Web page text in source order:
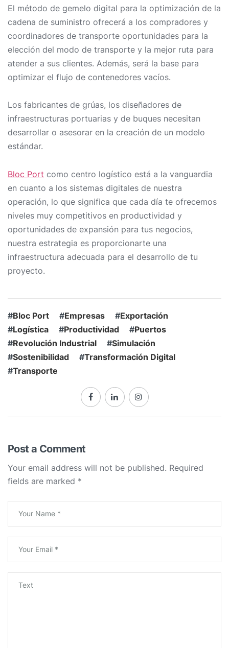
El método de gemelo digital para la optimización de la
cadena de suministro ofrecerá a los compradores y
coordinadores de transporte oportunidades para la
elección del modo de transporte y la mejor ruta para
atender a sus clientes. Además, será la base para
optimizar el flujo de contenedores vacíos.
Los fabricantes de grúas, los diseñadores de
infraestructuras portuarias y de buques necesitan
desarrollar o asesorar en la creación de un modelo
estándar.
Bloc Port como centro logístico está a la vanguardia
en cuanto a los sistemas digitales de nuestra
operación, lo que significa que cada día te ofrecemos
niveles muy competitivos en productividad y
oportunidades de expansión para tus negocios,
nuestra estrategia es proporcionarte una
infraestructura adecuada para el desarrollo de tu
proyecto.
#Bloc Port #Empresas #Exportación
#Logística #Productividad #Puertos
#Revolución Industrial #Simulación
#Sostenibilidad #Transformación Digital
#Transporte
Post a Comment
Your email address will not be published. Required
fields are marked *